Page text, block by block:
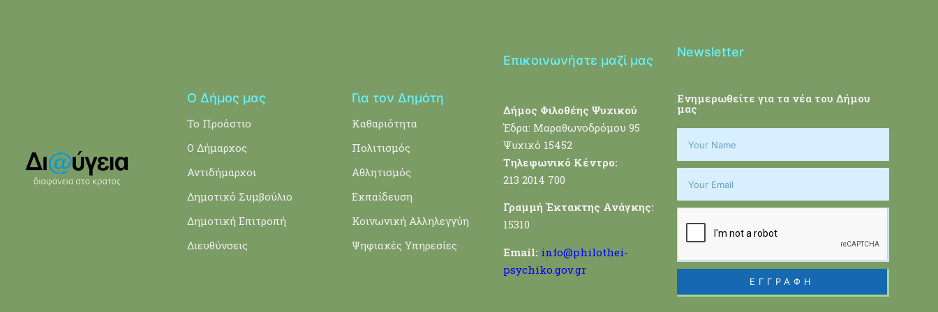
Ο Δήμος μας
Το Προάστιο
Ο Δήμαρχος
Αντιδήμαρχοι
Δημοτικό Συμβούλιο
Δημοτική Επιτροπή
Διευθύνσεις
Για τον Δημότη
Καθαριότητα
Πολιτισμός
Αθλητισμός
Εκπαίδευση
Κοινωνική Αλληλεγγύη
Ψηφιακές Υπηρεσίες
Επικοινωνήστε μαζί μας
Δήμος Φιλοθέης Ψυχικού
Έδρα: Μαραθωνοδρόμου 95
Ψυχικό 15452
Τηλεφωνικό Κέντρο:
213 2014 700
Γραμμή Έκτακτης Ανάγκης:
15310
Email: info@philothei-
psychiko.gov.gr
Newsletter
Ενημερωθείτε για τα νέα του Δήμου
μας
ΕΓΓΡΑΦΗ